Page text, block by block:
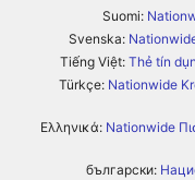
Suomi:
Svenska:
Tiếng Việt: Thẻ tín
Türkçe: Nationwide
Ελληνικά: Nationwide
български: